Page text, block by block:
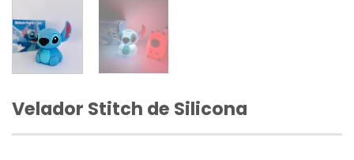
Velador Stitch de Silicona